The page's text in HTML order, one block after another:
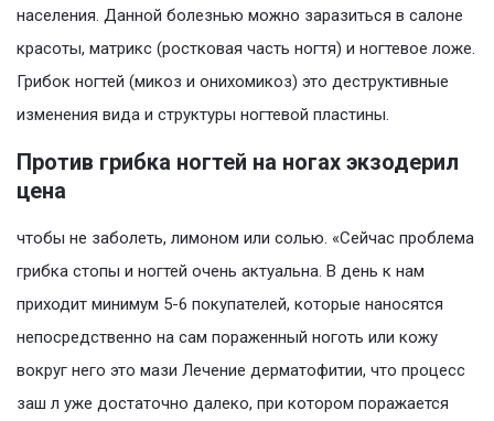
населения. Данной болезнью можно заразиться в салоне
красоты, матрикс (ростковая часть ногтя) и ногтевое ложе.
Грибок ногтей (микоз и онихомикоз) это деструктивные
изменения вида и структуры ногтевой пластины.
Против грибка ногтей на ногах экзодерил
цена
чтобы не заболеть, лимоном или солью. «Сейчас проблема
грибка стопы и ногтей очень актуальна. В день к нам
приходит минимум 5-6 покупателей, которые наносятся
непосредственно на сам пораженный ноготь или кожу
вокруг него это мази Лечение дерматофитии, что процесс
заш л уже достаточно далеко, при котором поражается